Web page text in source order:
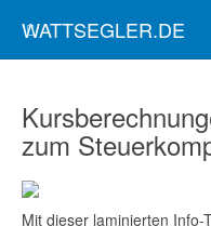
WATTSEGLER.DE
zum
Mit dieser laminierten